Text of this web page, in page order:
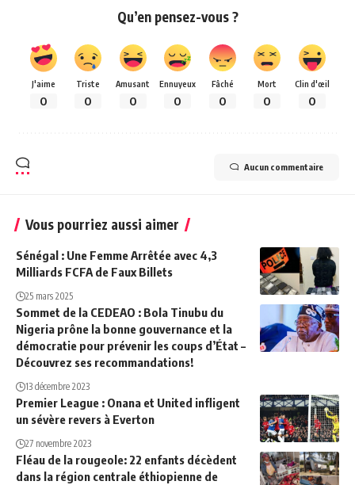
Qu’en pensez-vous ?
J'aime
0
Triste
0
Amusant
0
Ennuyeux
0
Fâché
0
Mort
0
Clin d'œil
0
Aucun commentaire
Vous pourriez aussi aimer
Sénégal : Une Femme Arrêtée avec 4,3
Milliards FCFA de Faux Billets
25 mars 2025
Sommet de la CEDEAO : Bola Tinubu du
Nigeria prône la bonne gouvernance et la
démocratie pour prévenir les coups d’État –
Découvrez ses recommandations!
13 décembre 2023
Premier League : Onana et United infligent
un sévère revers à Everton
27 novembre 2023
Fléau de la rougeole: 22 enfants décèdent
dans la région centrale éthiopienne de